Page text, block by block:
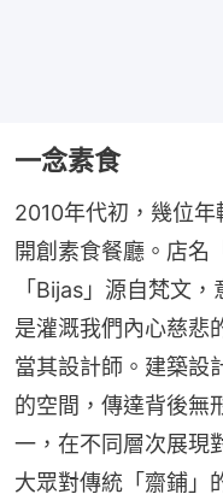
一念素食
2010年代初，幾位
開創素食餐廳。店名
「Bijas」源自梵文
是灌溉我們內心慈悲
當其設計師。建築設
的空間，傳達背後無
一，在不同層次展現
大眾對傳統「齋鋪」